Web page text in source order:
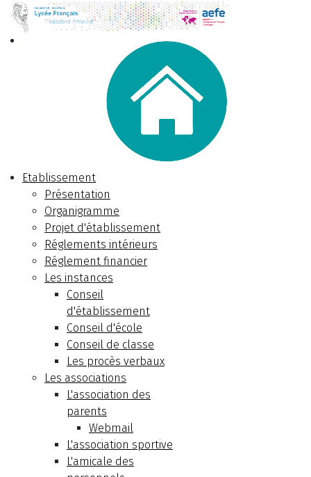
Etablissement
Présentation
Organigramme
Projet d'établissement
Réglements intérieurs
Réglement financier
Les instances
Conseil
d'établissement
Conseil d'école
Conseil de classe
Les procès verbaux
Les associations
L'association des
parents
Webmail
L'association sportive
L'amicale des